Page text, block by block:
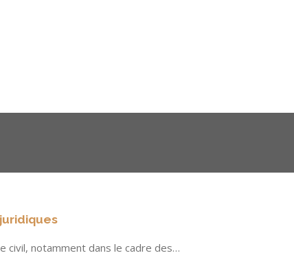
civil, notamment dans le cadre des…